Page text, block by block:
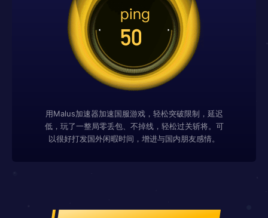
用Malus加速器加速国服游戏，轻松突破限制，延迟
低，玩了一整局零丢包、不掉线，轻松过关斩将。可
以很好打发国外闲暇时间，增进与国内朋友感情。